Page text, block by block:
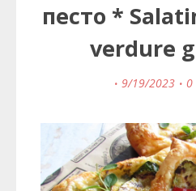
песто *
verdure
9/19/2023 0